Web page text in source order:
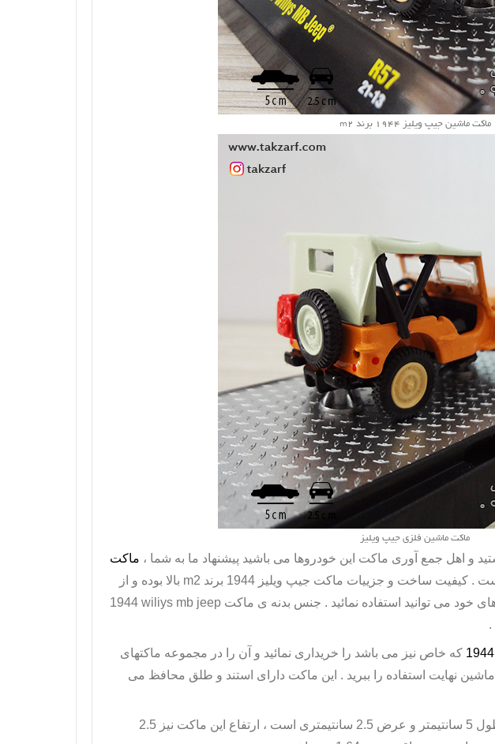
ماکت ماشین جیپ ویلیز 1944 برند m2
ماکت ماشین فلزی جیپ ویلیز
و اهل جمع آوری ماکت این خودروها می باشید پیشنهاد ما به شما ، ماکت
ماکت جیپ ویلیز 1944 برند m2 بالا بوده و از
خود می توانید استفاده نمائید . جنس بدنه ی ماکت1944 wiliys mb jeep
.
که خاص نیز می باشد را خریداری نمائید و آن را در مجموعه ماکتهای
نهایت استفاده را ببرید . این ماکت دارای استند و طلق محافظ می
جیپ ویلیز 1944 دارای طول 5 سانتیمتر و عرض 2.5 سانتیمتری است ، ارتفاع این ماکت نیز 2.5